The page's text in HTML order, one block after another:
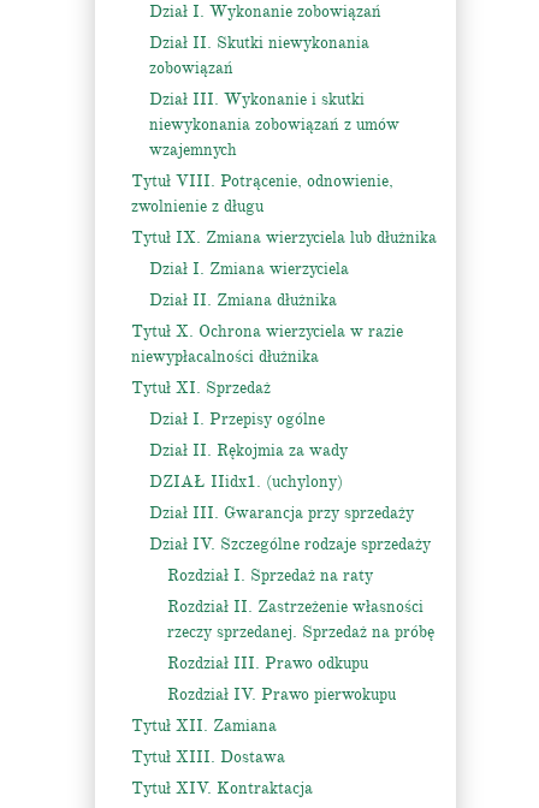
Dział I. Wykonanie zobowiązań
Dział II. Skutki niewykonania
zobowiązań
Dział III. Wykonanie i skutki
niewykonania zobowiązań z umów
wzajemnych
Tytuł VIII. Potrącenie, odnowienie,
zwolnienie z długu
Tytuł IX. Zmiana wierzyciela lub dłużnika
Dział I. Zmiana wierzyciela
Dział II. Zmiana dłużnika
Tytuł X. Ochrona wierzyciela w razie
niewypłacalności dłużnika
Tytuł XI. Sprzedaż
Dział I. Przepisy ogólne
Dział II. Rękojmia za wady
DZIAŁ IIidx1. (uchylony)
Dział III. Gwarancja przy sprzedaży
Dział IV. Szczególne rodzaje sprzedaży
Rozdział I. Sprzedaż na raty
Rozdział II. Zastrzeżenie własności
rzeczy sprzedanej. Sprzedaż na próbę
Rozdział III. Prawo odkupu
Rozdział IV. Prawo pierwokupu
Tytuł XII. Zamiana
Tytuł XIII. Dostawa
Tytuł XIV. Kontraktacja